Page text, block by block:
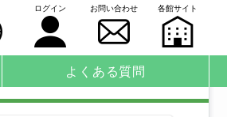
ログイン お問い合わせ 各館サイト
よくある質問